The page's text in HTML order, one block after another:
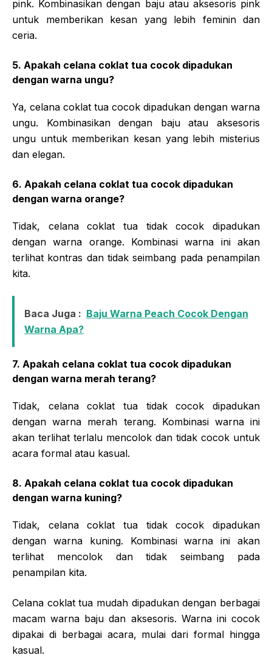
pink. Kombinasikan dengan baju atau aksesoris pink
untuk memberikan kesan yang lebih feminin dan
ceria.
5. Apakah celana coklat tua cocok dipadukan
dengan warna ungu?
Ya, celana coklat tua cocok dipadukan dengan warna
ungu. Kombinasikan dengan baju atau aksesoris
ungu untuk memberikan kesan yang lebih misterius
dan elegan.
6. Apakah celana coklat tua cocok dipadukan
dengan warna orange?
Tidak, celana coklat tua tidak cocok dipadukan
dengan warna orange. Kombinasi warna ini akan
terlihat kontras dan tidak seimbang pada penampilan
kita.
Baca Juga : Baju Warna Peach Cocok Dengan
Warna Apa?
7. Apakah celana coklat tua cocok dipadukan
dengan warna merah terang?
Tidak, celana coklat tua tidak cocok dipadukan
dengan warna merah terang. Kombinasi warna ini
akan terlihat terlalu mencolok dan tidak cocok untuk
acara formal atau kasual.
8. Apakah celana coklat tua cocok dipadukan
dengan warna kuning?
Tidak, celana coklat tua tidak cocok dipadukan
dengan warna kuning. Kombinasi warna ini akan
terlihat mencolok dan tidak seimbang pada
penampilan kita.
Celana coklat tua mudah dipadukan dengan berbagai
macam warna baju dan aksesoris. Warna ini cocok
dipakai di berbagai acara, mulai dari formal hingga
kasual.